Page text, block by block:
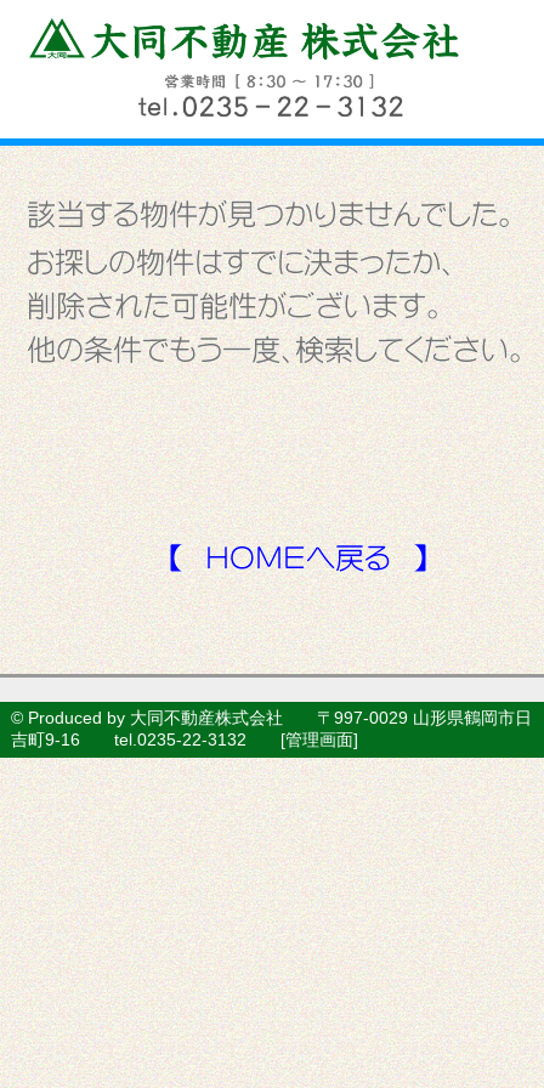
© Produced by 大同不動産株式会社 〒997-0029 山形県鶴岡市日
吉町9-16 tel.0235-22-3132 [管理画面]